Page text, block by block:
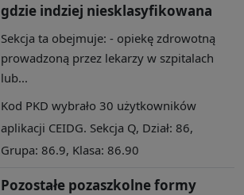
gdzie indziej niesklasyfikowana
Sekcja ta obejmuje: - opiekę zdrowotną
prowadzoną przez lekarzy w szpitalach
lub...
Kod PKD wybrało 30 użytkowników
aplikacji CEIDG. Sekcja Q, Dział: 86,
Grupa: 86.9, Klasa: 86.90
Pozostałe pozaszkolne formy